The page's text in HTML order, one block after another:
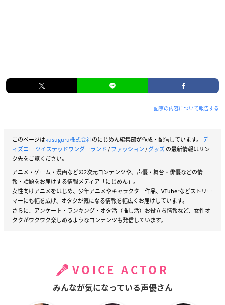
記事の内容について報告する
このページはkusuguru株式会社のにじめん編集部が作成・配信しています。 デ
ィズニー ツイステッドワンダーランド/ファッション/グッズの最新情報はリン
ク先をご覧ください。
アニメ・ゲーム・漫画などの2次元コンテンツや、声優・舞台・俳優などの情
報・話題をお届けする情報メディア「にじめん」。
女性向けアニメをはじめ、少年アニメやキャラクター作品、VTuberなどストリー
マーにも幅を広げ、オタクが気になる情報を幅広くお届けしています。
さらに、アンケート・ランキング・オタ活（推し活）お役立ち情報など、女性オ
タクがワクワク楽しめるようなコンテンツも発信しています。
VOICE ACTOR
みんなが気になっている声優さん